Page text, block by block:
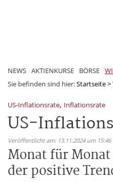
NEWS AKTIENKURSE BÖRSE
Sie befinden sind hier:Startseite>
US-Inflationsrate, Inflationsrate
US-
Veröffentlicht am: 13.11.2024 um
Monat für
der positive